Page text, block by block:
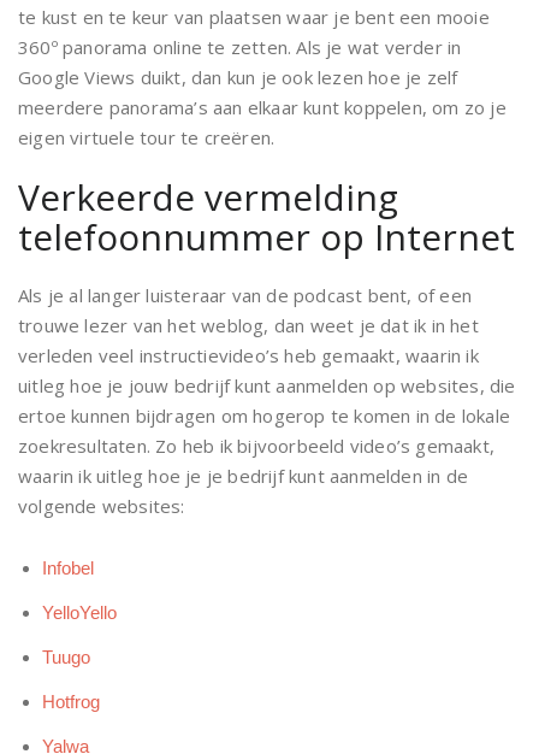
te kust en te keur van plaatsen waar je bent een mooie
360º panorama online te zetten. Als je wat verder in
Google Views duikt, dan kun je ook lezen hoe je zelf
meerdere panorama’s aan elkaar kunt koppelen, om zo je
eigen virtuele tour te creëren.
Verkeerde vermelding
telefoonnummer op Internet
Als je al langer luisteraar van de podcast bent, of een
trouwe lezer van het weblog, dan weet je dat ik in het
verleden veel instructievideo’s heb gemaakt, waarin ik
uitleg hoe je jouw bedrijf kunt aanmelden op websites, die
ertoe kunnen bijdragen om hogerop te komen in de lokale
zoekresultaten. Zo heb ik bijvoorbeeld video’s gemaakt,
waarin ik uitleg hoe je je bedrijf kunt aanmelden in de
volgende websites:
Infobel
YelloYello
Tuugo
Hotfrog
Yalwa